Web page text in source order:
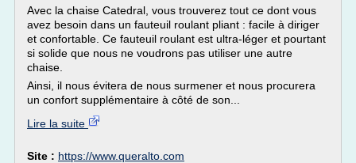
Avec la chaise Catedral, vous trouverez tout ce dont vous
avez besoin dans un fauteuil roulant pliant : facile à diriger
et confortable. Ce fauteuil roulant est ultra-léger et pourtant
si solide que nous ne voudrons pas utiliser une autre
chaise.
Ainsi, il nous évitera de nous surmener et nous procurera
un confort supplémentaire à côté de son...
Lire la suite
Site : https://www.queralto.com